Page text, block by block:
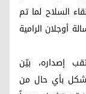
السلاح لما تم
أوجلان الرامية
إصداره، بيّن
بأي حال من